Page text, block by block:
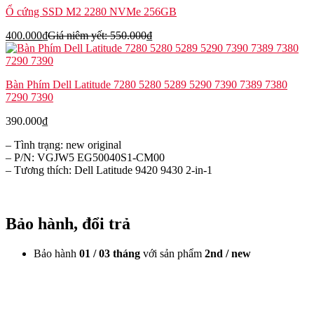
Ổ cứng SSD M2 2280 NVMe 256GB
400.000₫Giá niêm yết:550.000₫
Bàn Phím Dell Latitude 7280 5280 5289 5290 7390 7389 7380
7290 7390
390.000₫
– Tình trạng: new original
– P/N: VGJW5 EG50040S1-CM00
– Tương thích: Dell Latitude 9420 9430 2-in-1
Bảo hành, đổi trả
Bảo hành 01 / 03 tháng với sản phẩm 2nd / new